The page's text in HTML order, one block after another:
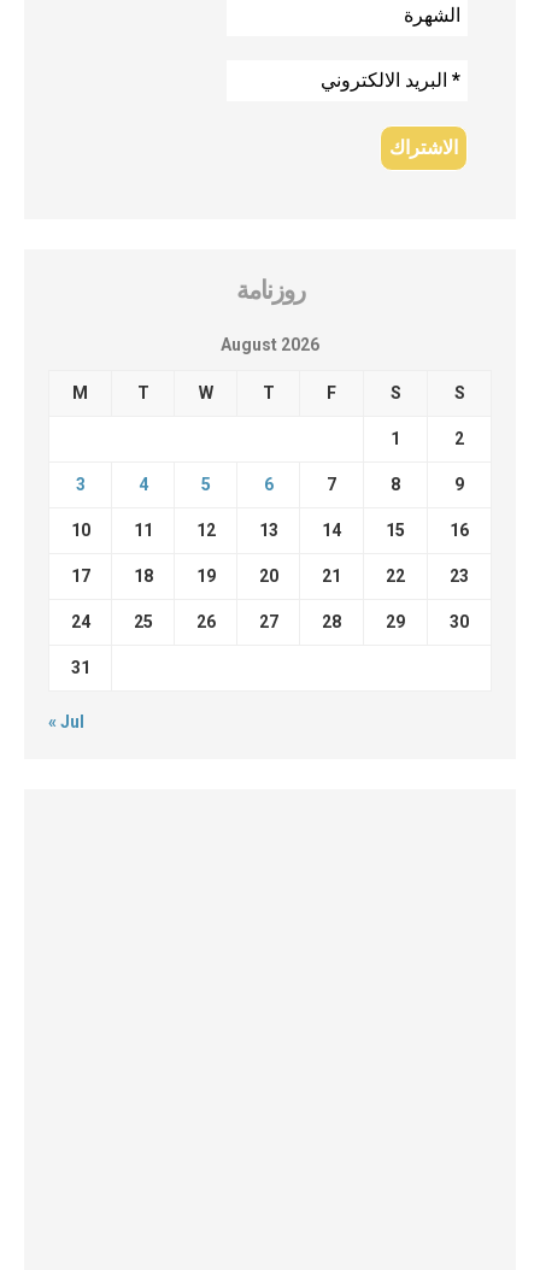
روزنامة
August 2026
M T W T F S S
1 2
3 4 5 6 7 8 9
10 11 12 13 14 15 16
17 18 19 20 21 22 23
24 25 26 27 28 29 30
31
« Jul